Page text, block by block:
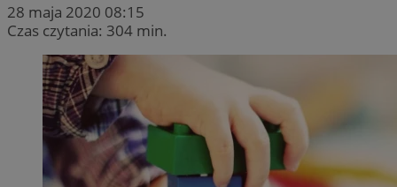
28 maja 2020 08:15
Czas czytania: 304 min.